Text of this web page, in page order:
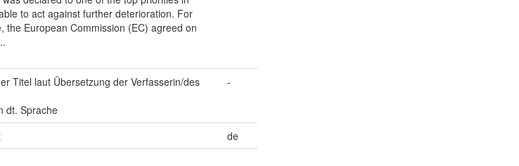
to act against further deterioration. For
the European Commission (EC) agreed on
Titel laut Übersetzung der Verfasserin/des
dt. Sprache
-
de